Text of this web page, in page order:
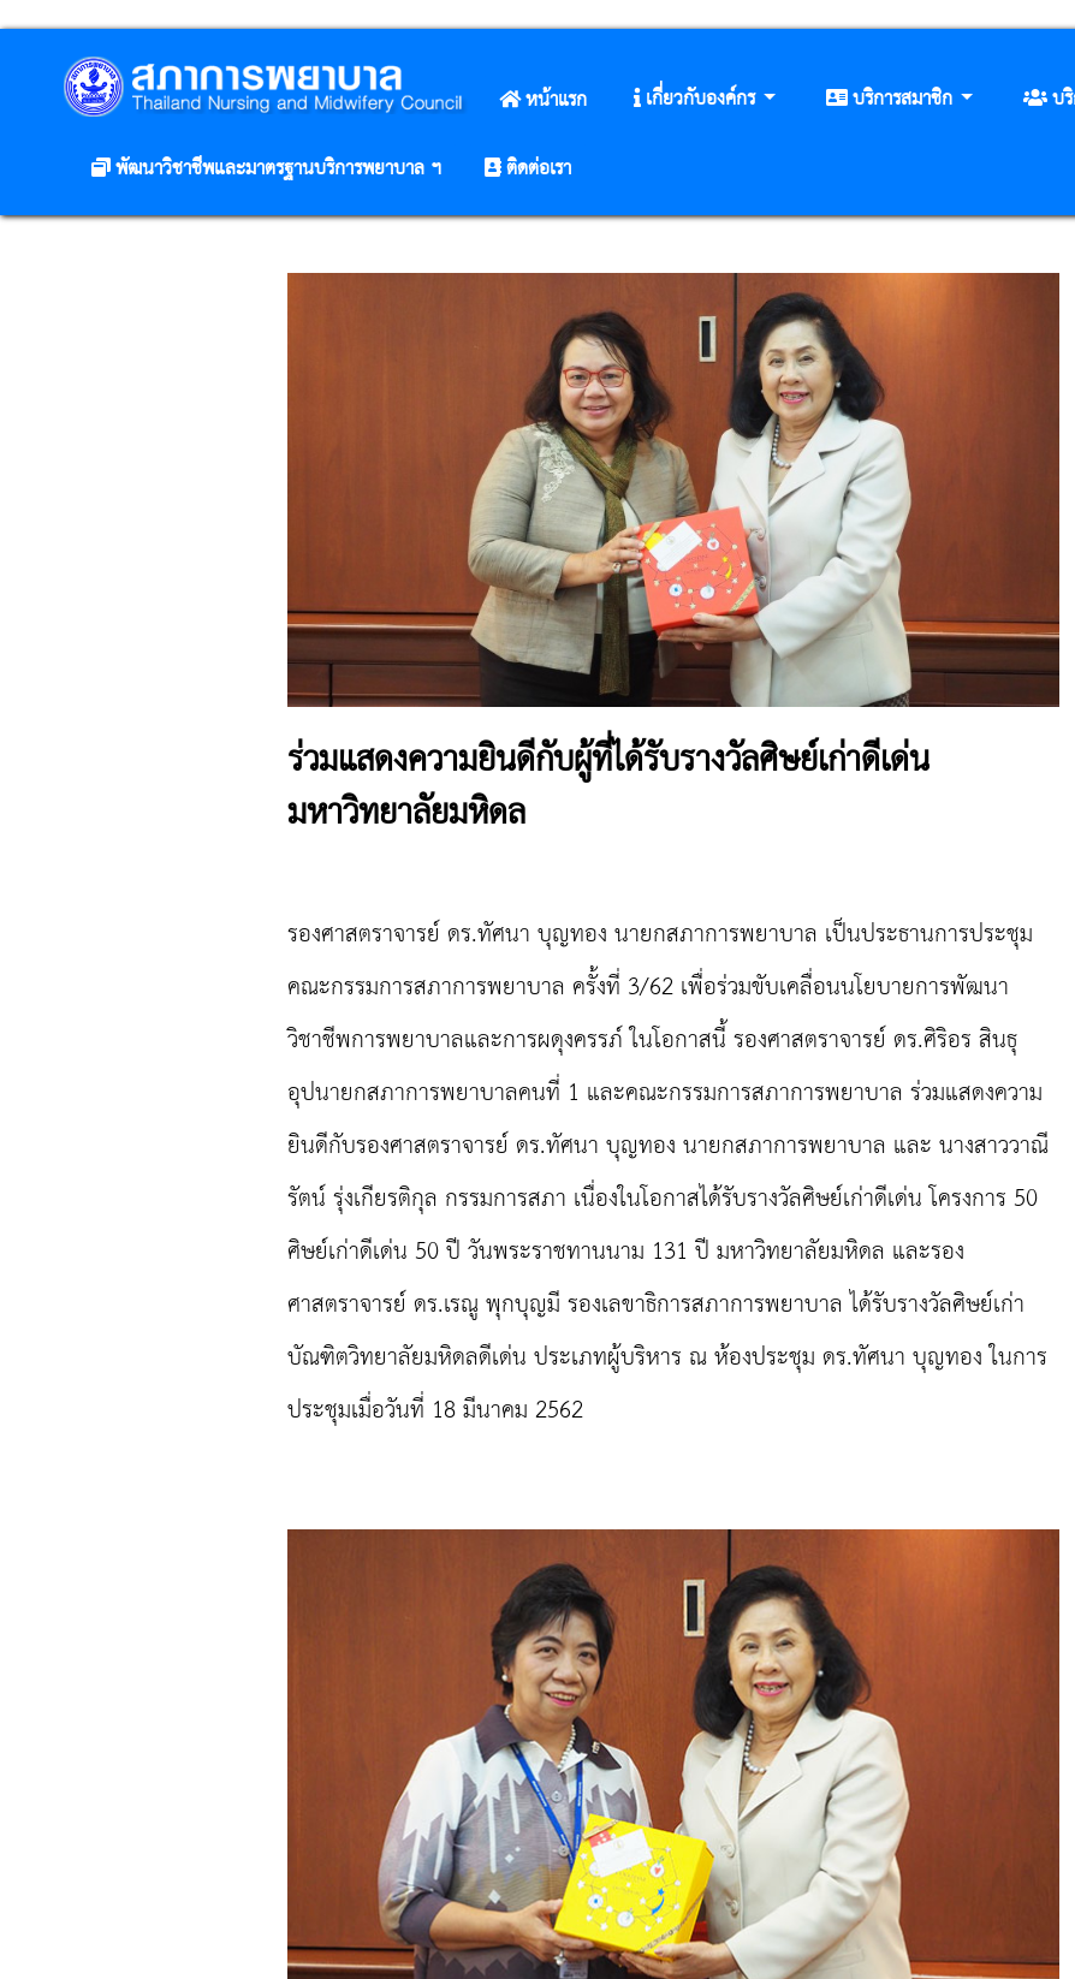
หน้าแรก เกี่ยวกับองค์กร บริการสมาชิก บ
พัฒนาวิชาชีพและมาตรฐานบริการพยาบาล ฯ
ติดต่อเรา
ร่วมแสดงความยินดีกับผู้ที่ได้รับรางวัลศิษย์เก่าดีเด่น
มหาวิทยาลัยมหิดล
รองศาสตราจารย์ ดร.ทัศนา บุญทอง นายกสภาการพยาบาล เป็นประธานการประชุม
คณะกรรมการสภาการพยาบาล ครั้งที่ 3/62 เพื่อร่วมขับเคลื่อนนโยบายการพัฒนา
วิชาชีพการพยาบาลและการผดุงครรภ์ ในโอกาสนี้ รองศาสตราจารย์ ดร.ศิริอร สินธุ
อุปนายกสภาการพยาบาลคนที่ 1 และคณะกรรมการสภาการพยาบาล ร่วมแสดงความ
ยินดีกับรองศาสตราจารย์ ดร.ทัศนา บุญทอง นายกสภาการพยาบาล และ นางสาววาณี
รัตน์ รุ่งเกียรติกุล กรรมการสภา เนื่องในโอกาสได้รับรางวัลศิษย์เก่าดีเด่น โครงการ 50
ศิษย์เก่าดีเด่น 50 ปี วันพระราชทานนาม 131 ปี มหาวิทยาลัยมหิดล และรอง
ศาสตราจารย์ ดร.เรณู พุกบุญมี รองเลขาธิการสภาการพยาบาล ได้รับรางวัลศิษย์เก่า
บัณฑิตวิทยาลัยมหิดลดีเด่น ประเภทผู้บริหาร ณ ห้องประชุม ดร.ทัศนา บุญทอง ในการ
ประชุมเมื่อวันที่ 18 มีนาคม 2562